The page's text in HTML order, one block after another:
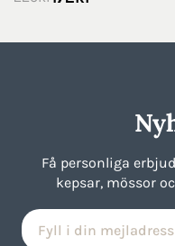
Få personliga
kepsar, mössor